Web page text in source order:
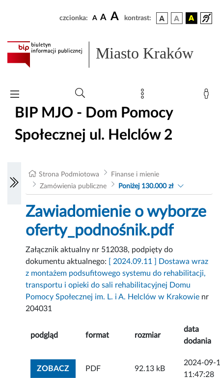
czcionka: A A A kontrast:
Miasto Kraków
BIP MJO - Dom Pomocy
Społecznej ul. Helclów 2
Strona Podmiotowa
Finanse i mienie
Zamówienia publiczne
Poniżej 130.000 zł
Zawiadomienie o wyborze
oferty_podnośnik.pdf
Załącznik aktualny nr 512038, podpięty do
dokumentu aktualnego:
[ 2024.09.11 ] Dostawa wraz
z montażem podsufitowego systemu do rehabilitacji,
transportu i opieki do sali rehabilitacyjnej Domu
Pomocy Społecznej im. L. i A. Helclów w Krakowie nr
204031
podgląd format rozmiar
data
dodania
ZOBACZZOBACZ ZAŁĄCZNIK
PDF 92.13 kB
2024-09-
11:47:28